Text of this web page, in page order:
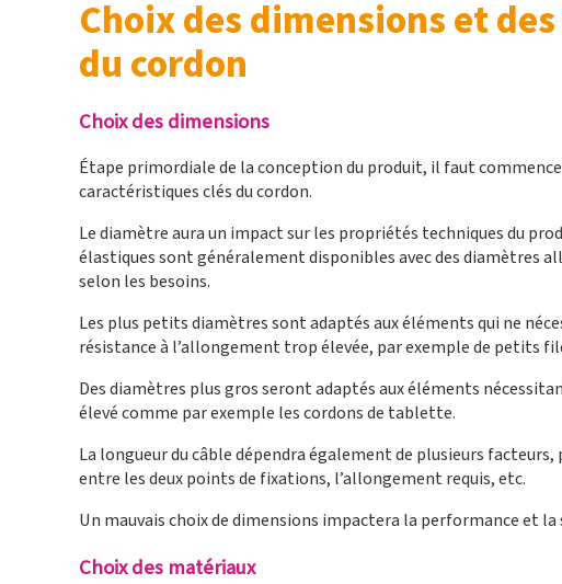
Choix des dimensions et
du cordon
Choix des dimensions
Étape primordiale de la conception du produit, il faut
caractéristiques clés du cordon.
Le diamètre aura un impact sur les propriétés techniques du
élastiques sont généralement disponibles avec des diamètres
selon les besoins.
Les plus petits diamètres sont adaptés aux éléments qui ne
résistance à l’allongement trop élevée, par exemple de petits
Des diamètres plus gros seront adaptés aux éléments
élevé comme par exemple les cordons de tablette.
La longueur du câble dépendra également de plusieurs
entre les deux points de fixations, l’allongement requis, etc.
Un mauvais choix de dimensions impactera la performance et
Choix des matériaux